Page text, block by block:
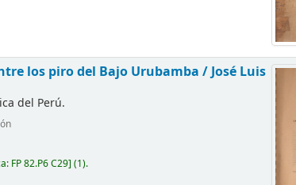
los piro del Bajo Urubamba /José Luis
del Perú.
FP 82.P6 C29 (1).